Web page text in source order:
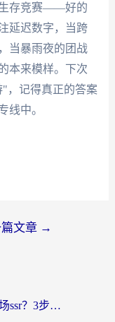
生存竞赛——好的
延迟数字，当跨
当暴雨夜的团战
本来模样。下次
，记得真正的答案
线中。
文章 →
海外党必看：如何选对回国机场ssr？3步解决国内资源访问难题